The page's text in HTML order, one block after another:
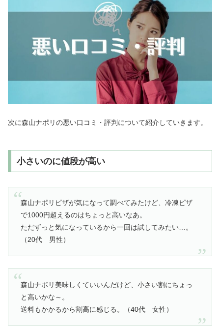
次に森山ナポリの悪い口コミ・評判について紹介していきます。
小さいのに値段が高い
森山ナポリピザが気になって調べてみたけど、冷凍ピザ
で1000円超えるのはちょっと高いなあ。
ただずっと気になっているから一回は試してみたい…。
（20代 男性）
森山ナポリ美味しくていいんだけど、小さい割にちょっ
と高いかな～。
送料もかかるから割高に感じる。（40代 女性）